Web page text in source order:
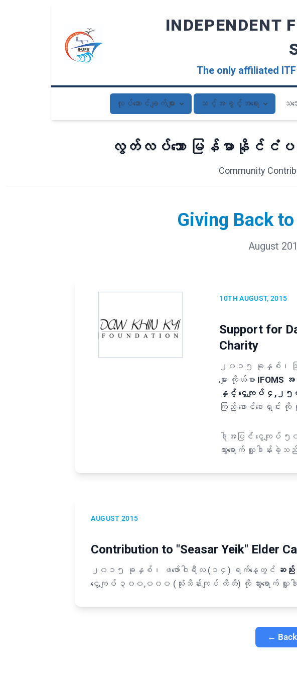
INDEPENDENT
The only affiliated
လုပ်ဆောင်ချက်များ သင့်အခွင့်အရေး သ
လွတ်လပ်သော မြန်မာနိုင်ငံပင်လ
Community
Giving Back
August
10TH AUGUST, 2015
Support for
Charity
၂၀၁၅ ခုနှစ်၊ သြ
များ ကိုယ်စား IFOMS
နှင့် ငွေကျပ် ၄,၂၅
ကြည် ဖောင်ဒေးရှင်း
ဒါ့အပြင် ငွေကျပ်
သွားရောက် လှူဒါန်းခဲ့သ
AUGUST 2015
Contribution to "Seasar Yeik" Elder
၂၀၁၅ ခုနှစ်၊ ဖဖော်ဝါရီလ (၁၄) ရက်နေ့တွင် ဆည်
ငွေကျပ် ၃၀၀,၀၀၀ (သုံးသိန်းကျပ် တိတိ) ကို သွားရောက် လှူ
←